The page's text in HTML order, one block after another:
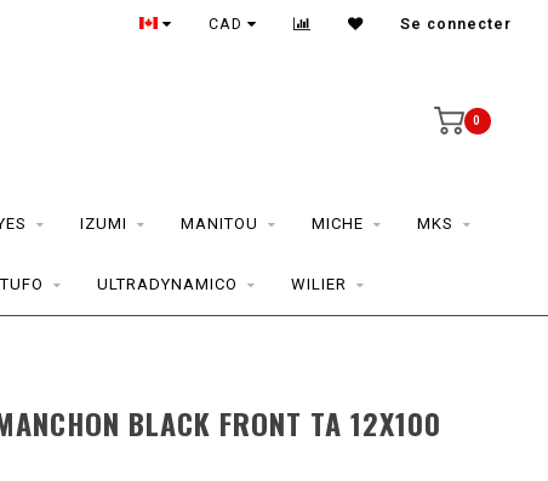
CAD Se connecter
0
IZUMI MANITOU MICHE MKS
TUFO ULTRADYNAMICO WILIER
BLACK FRONT TA 12X100